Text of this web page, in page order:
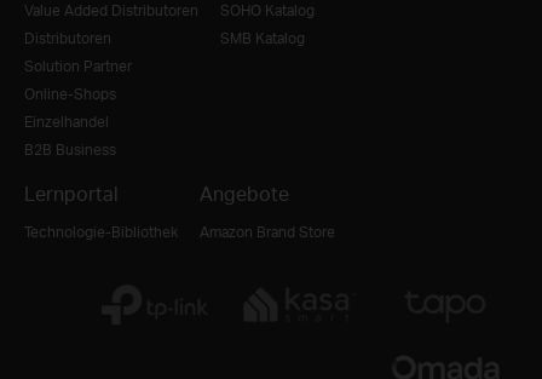
Value Added Distributoren
Distributoren
Solution Partner
Online-Shops
Einzelhandel
B2B Business
SOHO Katalog
SMB Katalog
Lernportal
Technologie-Bibliothek
Angebote
Amazon Brand Store